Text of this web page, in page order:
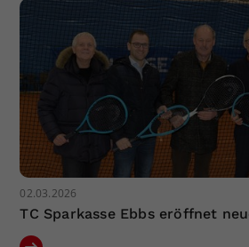
02.03.2026
TC Sparkasse Ebbs eröffnet